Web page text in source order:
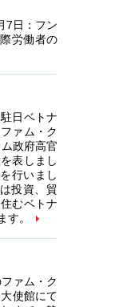
7日：フン
労働者の
日ベトナ
ァム・ク
政府高官
表しまし
行いまし
投資、貿
むベトナ
。
ァム・ク
使館にて